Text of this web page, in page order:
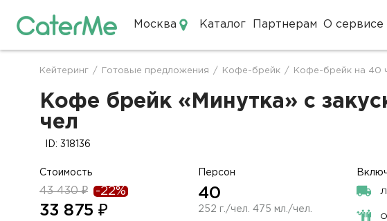
Москва Каталог Партнерам О сервисе
Строка
навигации
Кейтеринг / Готовые предложения / Кофе-брейк / Кофе-брейк на 40
Кофе брейк «Минутка» с
чел
ID: 318136
Стоимость
43 430 ₽ -22%
33 875 ₽
Персон
40
252 г./чел. 475 мл./чел.